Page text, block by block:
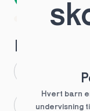
1 ud
Hvilken
2.g
Hvert barn
undervisning